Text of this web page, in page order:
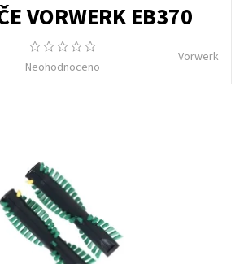
VORWERK EB370
Neohodnoceno
Vorwerk